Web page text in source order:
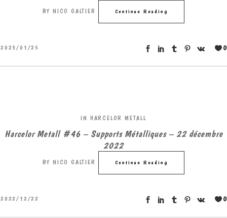
BY NICO GALTIER Continue Reading
2023/01/25 0
IN HARCELOR METALL
Harcelor Metall #46 – Supports Métalliques – 22 décembre
2022
BY NICO GALTIER Continue Reading
2022/12/22 0